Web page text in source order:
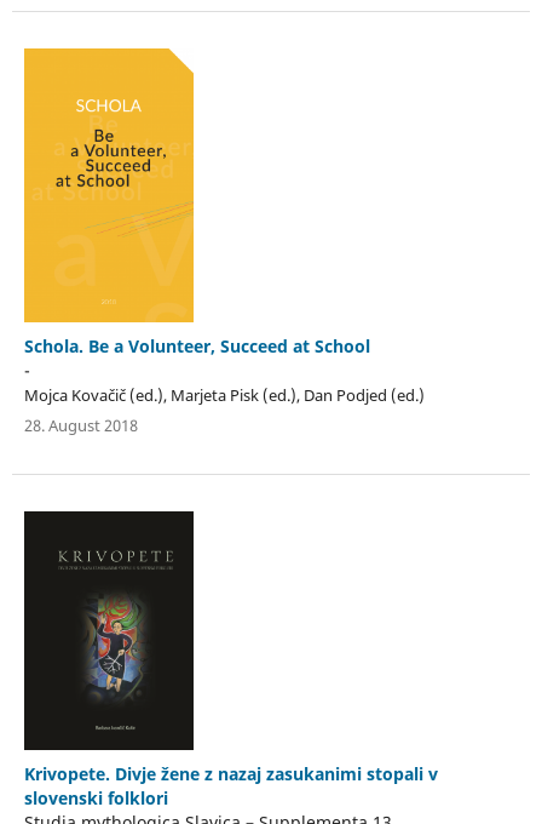
Schola. Be a Volunteer, Succeed at School
-
Mojca Kovačič (ed.), Marjeta Pisk (ed.), Dan Podjed (ed.)
28. August 2018
Krivopete. Divje žene z nazaj zasukanimi stopali v
slovenski folklori